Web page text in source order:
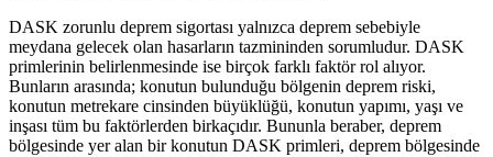
DASK zorunlu deprem sigortası yalnızca deprem sebebiyle
meydana gelecek olan hasarların tazmininden sorumludur. DASK
primlerinin belirlenmesinde ise birçok farklı faktör rol alıyor.
Bunların arasında; konutun bulunduğu bölgenin deprem riski,
konutun metrekare cinsinden büyüklüğü, konutun yapımı, yaşı ve
inşası tüm bu faktörlerden birkaçıdır. Bununla beraber, deprem
bölgesinde yer alan bir konutun DASK primleri, deprem bölgesinde